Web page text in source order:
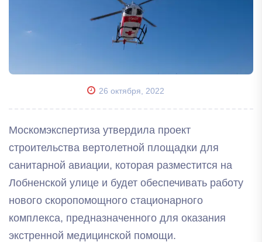
26 октября, 2022
Москомэкспертиза утвердила проект
строительства вертолетной площадки для
санитарной авиации, которая разместится на
Лобненской улице и будет обеспечивать работу
нового скоропомощного стационарного
комплекса, предназначенного для оказания
экстренной медицинской помощи.